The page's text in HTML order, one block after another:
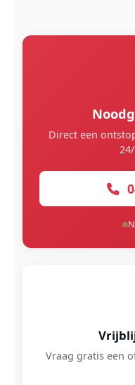
Direct een
Vraag gratis een